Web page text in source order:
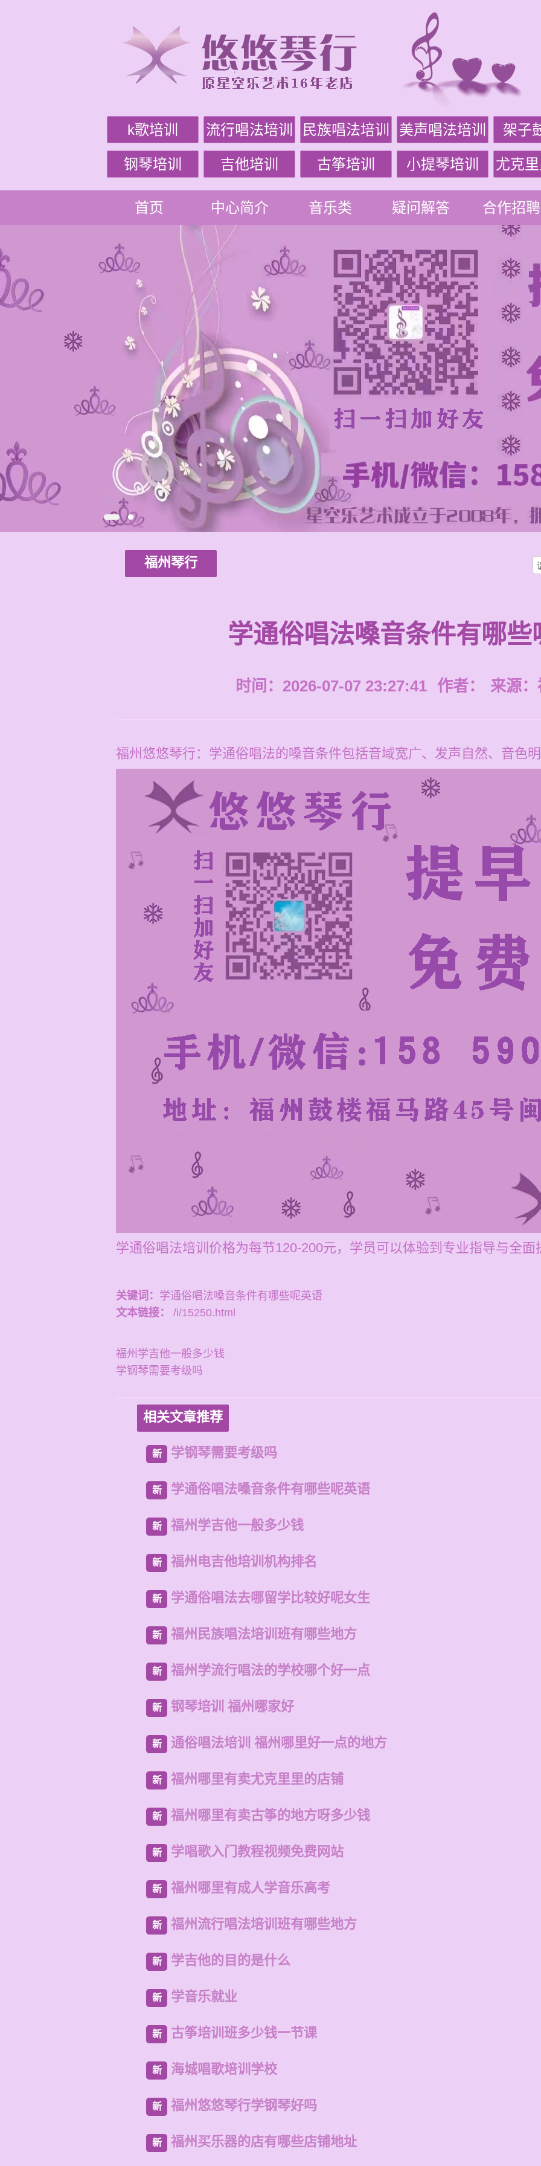
k歌培训 流行唱法培训 民族唱法培训 美声唱法培训 架子
钢琴培训 吉他培训 古筝培训 小提琴培训 尤克
首页 中心简介 音乐类 疑问解答 合作招聘
福州琴行
学通俗唱法嗓音条件有哪些
时间：2026-07-07 23:27:41 作者： 来源：
福州悠悠琴行：学通俗唱法的嗓音条件包括音域宽广、发声自然、音色
学通俗唱法培训价格为每节120-200元，学员可以体验到专业指导与全面
关键词： 学通俗唱法嗓音条件有哪些呢英语
文本链接：
/i/15250.html
福州学吉他一般多少钱
学钢琴需要考级吗
相关文章推荐
新 学钢琴需要考级吗
新 学通俗唱法嗓音条件有哪些呢英语
新 福州学吉他一般多少钱
新 福州电吉他培训机构排名
新 学通俗唱法去哪留学比较好呢女生
新 福州民族唱法培训班有哪些地方
新 福州学流行唱法的学校哪个好一点
新 钢琴培训 福州哪家好
新 通俗唱法培训 福州哪里好一点的地方
新 福州哪里有卖尤克里里的店铺
新 福州哪里有卖古筝的地方呀多少钱
新 学唱歌入门教程视频免费网站
新 福州哪里有成人学音乐高考
新 福州流行唱法培训班有哪些地方
新 学吉他的目的是什么
新 学音乐就业
新 古筝培训班多少钱一节课
新 海城唱歌培训学校
新 福州悠悠琴行学钢琴好吗
新 福州买乐器的店有哪些店铺地址